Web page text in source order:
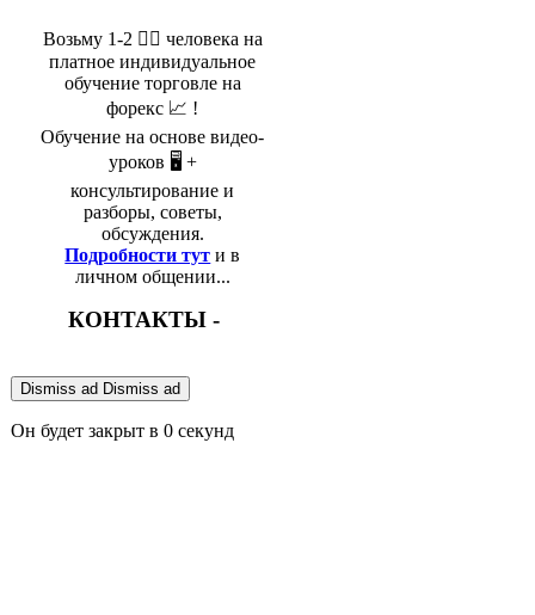
Возьму 1-2 🤵‍♂️ человека на
платное индивидуальное
обучение торговле на
форекс 📈 !
Обучение на основе видео-
уроков 🖥️ +
консультирование и
разборы, советы,
обсуждения.
Подробности тут и в
личном общении...
КОНТАКТЫ -
Dismiss ad Dismiss ad
Он будет закрыт в 0 секунд